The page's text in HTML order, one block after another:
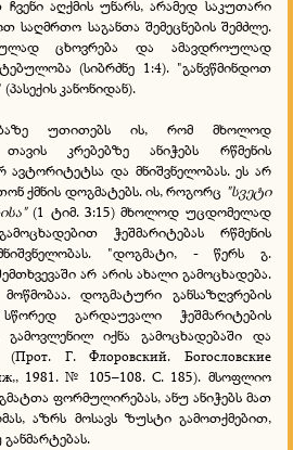
აღქმის უნარს, არამედ საკუთარი
საღმრთო საგანთა შემეცნების შემძლე.
ცხოვრება და ამავდროულად
(სიბრძნე 1:4). "განვწმინდოთ
კანონიდან).
უთითებს ის, რომ მხოლოდ
კრებებზე ანიჭებს რწმენის
ავტორიტეტსა და მნიშვნელობას. ეს არ
ქმნის დოგმატებს. ის, როგორც "სვეტი
(1 ტიმ. 3:15) მხოლოდ უცდომელად
ჭეშმარიტებას რწმენის
"დოგმატი, - წერს გ.
არ არის ახალი გამოცხადება.
დოგმატური განსაზღვრების
გარდაუვალი ჭეშმარიტების
იქნა გამოცხადებაში და
Г. Флоровский. Богословские
1981. № 105–108. С. 185). მსოფლიო
ფორმულირებას, ანუ ანიჭებს მათ
აზრს მოსავს ზუსტი გამოთქმებით,